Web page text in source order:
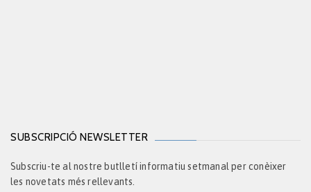
SUBSCRIPCIÓ NEWSLETTER
Subscriu-te al nostre butlletí informatiu setmanal per conèixer
les novetats més rellevants.